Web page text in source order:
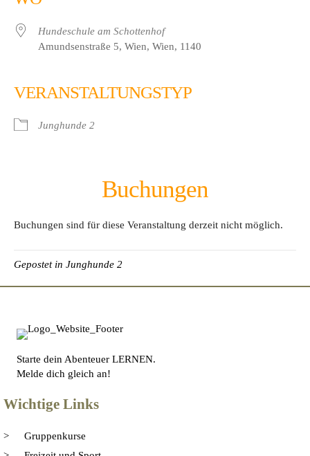
Hundeschule am Schottenhof
Amundsenstraße 5, Wien, Wien, 1140
VERANSTALTUNGSTYP
Junghunde 2
Buchungen
Buchungen sind für diese Veranstaltung derzeit nicht möglich.
Gepostet in Junghunde 2
Starte dein Abenteuer LERNEN.
Melde dich gleich an!
Wichtige Links
Gruppenkurse